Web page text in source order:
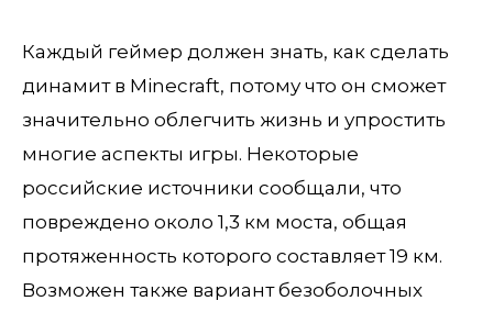
Каждый геймер должен знать, как сделать
динамит в Minecraft, потому что он сможет
значительно облегчить жизнь и упростить
многие аспекты игры. Некоторые
российские источники сообщали, что
повреждено около 1,3 км моста, общая
протяженность которого составляет 19 км.
Возможен также вариант безоболочных